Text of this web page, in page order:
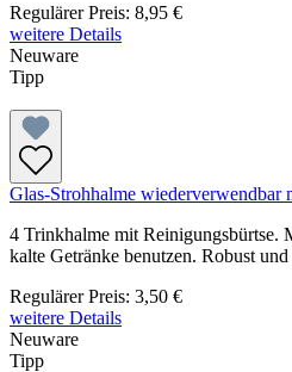
Regulärer Preis: 8,95 €
weitere Details
Neuware
Tipp
Glas-Strohhalme wiederverwendbar
4 Trinkhalme mit Reinigungsbürtse.
kalte Getränke benutzen. Robust
Regulärer Preis: 3,50 €
weitere Details
Neuware
Tipp